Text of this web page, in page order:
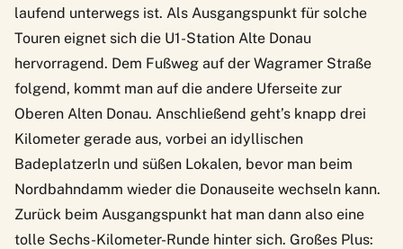
laufend unterwegs ist. Als Ausgangspunkt für solche
Touren eignet sich die U1-Station Alte Donau
hervorragend. Dem Fußweg auf der Wagramer Straße
folgend, kommt man auf die andere Uferseite zur
Oberen Alten Donau. Anschließend geht’s knapp drei
Kilometer gerade aus, vorbei an idyllischen
Badeplatzerln und süßen Lokalen, bevor man beim
Nordbahndamm wieder die Donauseite wechseln kann.
Zurück beim Ausgangspunkt hat man dann also eine
tolle Sechs-Kilometer-Runde hinter sich. Großes Plus: